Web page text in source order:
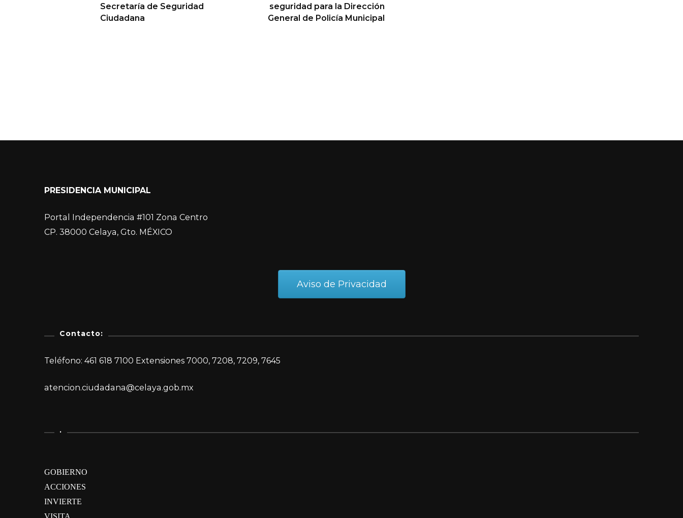
Secretaría de Seguridad
Ciudadana
seguridad para la Dirección
General de Policía Municipal
PRESIDENCIA MUNICIPAL
Portal Independencia #101 Zona Centro
CP. 38000 Celaya, Gto. MÉXICO
Aviso de Privacidad
Contacto:
Teléfono: 461 618 7100 Extensiones 7000, 7208, 7209, 7645
atencion.ciudadana@celaya.gob.mx
.
GOBIERNO
ACCIONES
INVIERTE
VISITA